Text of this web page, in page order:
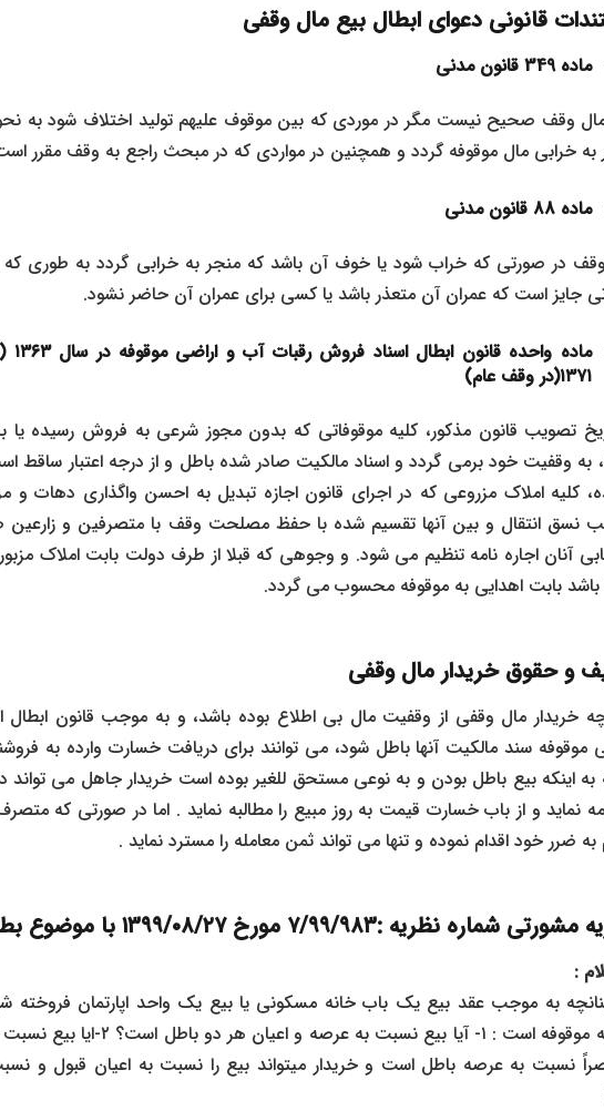
قانونی دعوای ابطال بیع مال وقفی
ماده 349 قانون مدنی
وقف صحیح نیست مگر در موردی که بین موقوف‌ علیهم تولید اختلاف شود به
به خرابی ‌مال موقوفه گردد و همچنین در مواردی که در مبحث راجع به وقف مقرر
ماده 88 قانون مدنی
در صورتی که خراب شود یا خوف آن باشد که منجر به خرابی گردد به طوری که
جایز است‌ که عمران آن متعذر باشد یا کسی برای عمران آن حاضر نشود.
۱۳۷۱(در وقف عام)
تصویب قانون مذکور، کلیه موقوفاتی که بدون مجوز شرعی به فروش رسیده
کلیه املاک مزروعی که در اجرای قانون اجازه تبدیل به احسن واگذاری دهات و
نسق انتقال و بین آنها تقسیم شده با حفظ مصلحت وقف با متصرفین و
آنان اجاره نامه تنظیم می شود. و وجوهی که قبلا از طرف دولت بابت املاک
بابت اهدایی به موقوفه محسوب می گردد.
و حقوق خریدار مال وقفی
خریدار مال وقفی از وقفیت مال بی اطلاع بوده باشد، و به موجب قانون
موقوفه سند مالکیت آنها باطل شود، می توانند برای دریافت خسارت وارده به
به اینکه بیع باطل بودن و به نوعی مستحق للغیر بوده است خریدار جاهل می تواند
نماید و از باب خسارت قیمت به روز مبیع را مطالبه نماید . اما در صورتی که
به ضرر خود اقدام نموده و تنها می تواند ثمن معامله را مسترد نماید .
شماره نظریه :۷/۹۹/۹۸۳ مورخ ۱۳۹۹/۰۸/۲۷ با موضوع بطلان بیع مال وقفی
:
به موجب عقد بیع یک باب خانه مسکونی یا بیع یک واحد اپارتمان
عرصه موقوفه است : ۱- آیا بیع نسبت
نسبت به عرصه باطل است و خریدار میتواند بیع را نسبت به اعیان قبول و